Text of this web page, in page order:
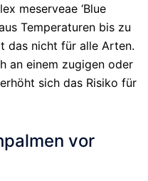
meserveae ‘Blue
Temperaturen bis zu
das nicht für alle Arten.
an einem zugigen oder
sich das Risiko für
vor